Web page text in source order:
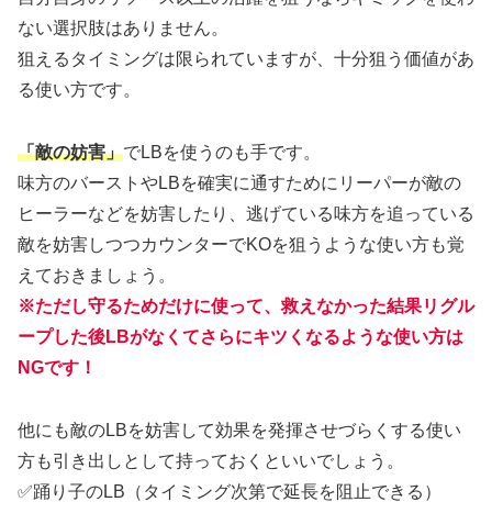
ない選択肢はありません。
狙えるタイミングは限られていますが、十分狙う価値があ
る使い方です。
「敵の妨害」でLBを使うのも手です。
味方のバーストやLBを確実に通すためにリーパーが敵の
ヒーラーなどを妨害したり、逃げている味方を追っている
敵を妨害しつつカウンターでKOを狙うような使い方も覚
えておきましょう。
※ただし守るためだけに使って、救えなかった結果リグル
ープした後LBがなくてさらにキツくなるような使い方は
NGです！
他にも敵のLBを妨害して効果を発揮させづらくする使い
方も引き出しとして持っておくといいでしょう。
✅踊り子のLB（タイミング次第で延長を阻止できる）